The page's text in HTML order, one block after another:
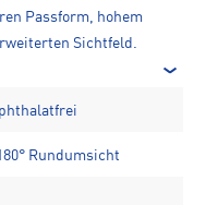
Passform, hohem
Sichtfeld.
Rundumsicht